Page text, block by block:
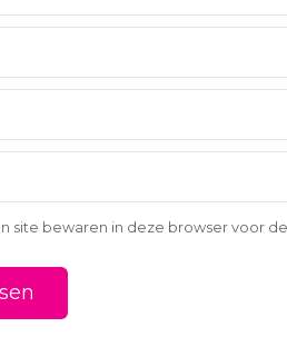
site bewaren in deze browser voor